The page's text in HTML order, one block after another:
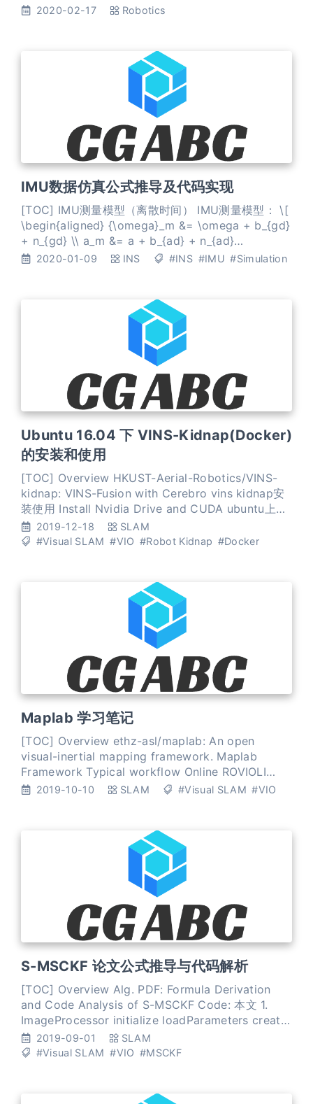
构建 自主导航（室内定位、智能避障、路径规划等）
导航是指通过视觉、雷达、超声波等传感器实时获取
2020-02-17 Robotics
IMU数据仿真公式推导及代码实现
[TOC] IMU测量模型（离散时间） IMU测量模型： \[
\begin{aligned} {\omega}_m &= \omega + b_{gd}
+ n_{gd} \\ a_m &= a + b_{ad} + n_{ad}
\end{aligned} \] 其中， 离散时间的 Bias： \[
2020-01-09 INS #INS #IMU #Simulation
Ubuntu 16.04 下 VINS-Kidnap(Docker)
的安装和使用
[TOC] Overview HKUST-Aerial-Robotics/VINS-
kidnap: VINS-Fusion with Cerebro vins kidnap安
装使用 Install Nvidia Drive and CUDA ubuntu上安
装NVIDIA驱动和cuda9.0，及NVIDIA-Docker
Install Docker and Nvidia-Docker
2019-12-18
SLAM
#Visual SLAM #VIO #Robot Kidnap #Docker
Maplab 学习笔记
[TOC] Overview ethz-asl/maplab: An open
visual-inertial mapping framework. Maplab
Framework Typical workflow Online ROVIOLI
frontend Offline maplab console a convenient
2019-10-10 SLAM #Visual SLAM #VIO
S-MSCKF 论文公式推导与代码解析
[TOC] Overview Alg. PDF: Formula Derivation
and Code Analysis of S-MSCKF Code: 本文 1.
ImageProcessor initialize loadParameters create
FastFeatureDetector imuCallback
imu_msg_buffer.push_back(*msg)
2019-09-01
SLAM
#Visual SLAM #VIO #MSCKF